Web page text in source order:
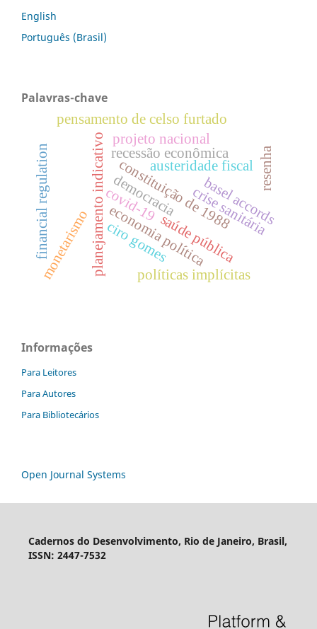
English
Português (Brasil)
Palavras-chave
constituição de 1988
economia política
planejamento indicativo recessão econômica
covid-19
saúde pública
austeridade fiscal
monetarismo crise sanitária
basel accords
financial regulation
políticas implícitas
democracia
ciro gomes
projeto nacional
pensamento de celso furtado
resenha
Informações
Para Leitores
Para Autores
Para Bibliotecários
Open Journal Systems
Cadernos do Desenvolvimento, Rio de Janeiro, Brasil,
ISSN: 2447-7532